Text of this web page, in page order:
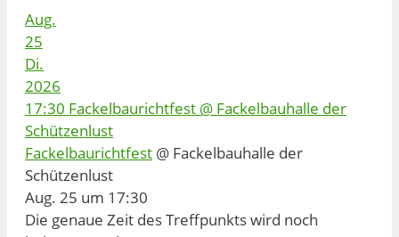
Aug.
25
Di.
2026
17:30 Fackelbaurichtfest @ Fackelbauhalle der
Schützenlust
Fackelbaurichtfest @ Fackelbauhalle der
Schützenlust
Aug. 25 um 17:30
Die genaue Zeit des Treffpunkts wird noch